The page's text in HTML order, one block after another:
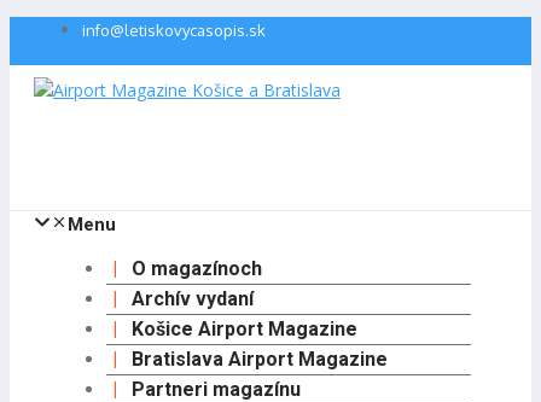
Preskočiť
obsah
info@letiskovycasopis.sk
Menu
O magazínoch
Archív vydaní
Košice Airport Magazine
Bratislava Airport Magazine
Partneri magazínu